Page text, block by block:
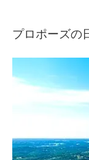
プロポーズの